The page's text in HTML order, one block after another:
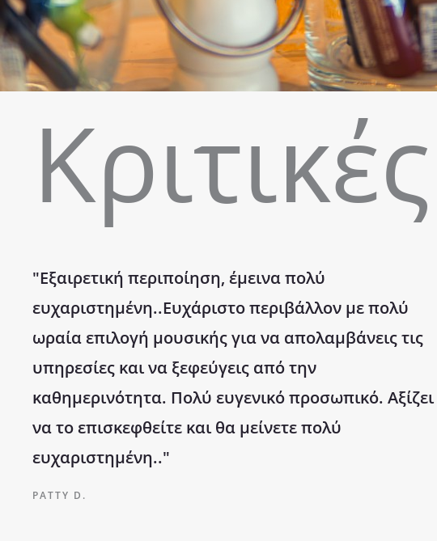
Κριτικές
"Εξαιρετική περιποίηση, έμεινα πολύ
ευχαριστημένη..Ευχάριστο περιβάλλον με πολύ
ωραία επιλογή μουσικής για να απολαμβάνεις τις
υπηρεσίες και να ξεφεύγεις από την
καθημερινότητα. Πολύ ευγενικό προσωπικό. Αξίζει
να το επισκεφθείτε και θα μείνετε πολύ
ευχαριστημένη.."
PATTY D.